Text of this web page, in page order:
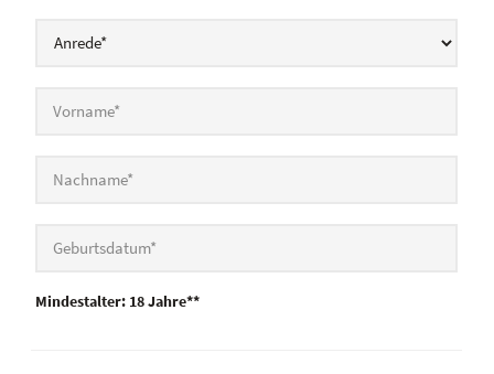
Mindestalter: 18 Jahre**